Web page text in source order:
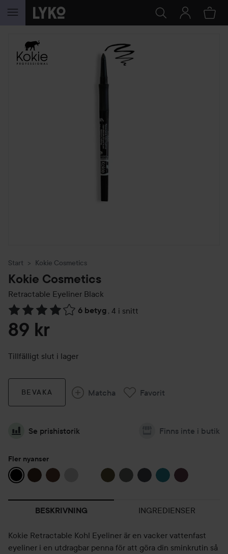
HOPPA TILL INNEHÅLLET
Start Kokie Cosmetics
Kokie Cosmetics
Retractable Eyeliner Black
6 betyg , 4 i snitt
Hoppa till Betyg & kommentarer
89 kr
Tillfälligt slut i lager
BEVAKA Matcha Favorit
Se prishistorik Finns inte i butik
Fler nyanser
BESKRIVNING INGREDIENSER
Kokie Retractable Kohl Eyeliner är en vacker vattenfast
eyeliner i en utdragbar penna för att göra din sminkrutin så